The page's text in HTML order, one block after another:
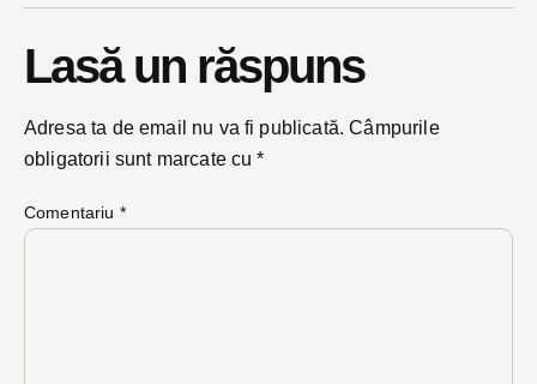
Lasă un răspuns
Adresa ta de email nu va fi publicată. Câmpurile
obligatorii sunt marcate cu*
Comentariu *